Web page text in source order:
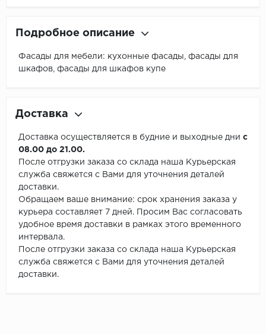
Подробное описание
Фасады для мебели: кухонные фасады, фасады для
шкафов, фасады для шкафов купе
Доставка
Доставка осуществляется в будние и выходные дни с
08.00 до 21.00.
После отгрузки заказа со склада наша Курьерская
служба свяжется с Вами для уточнения деталей
доставки.
Обращаем ваше внимание: срок хранения заказа у
курьера составляет 7 дней. Просим Вас согласовать
удобное время доставки в рамках этого временного
интервала.
После отгрузки заказа со склада наша Курьерская
служба свяжется с Вами для уточнения деталей
доставки.